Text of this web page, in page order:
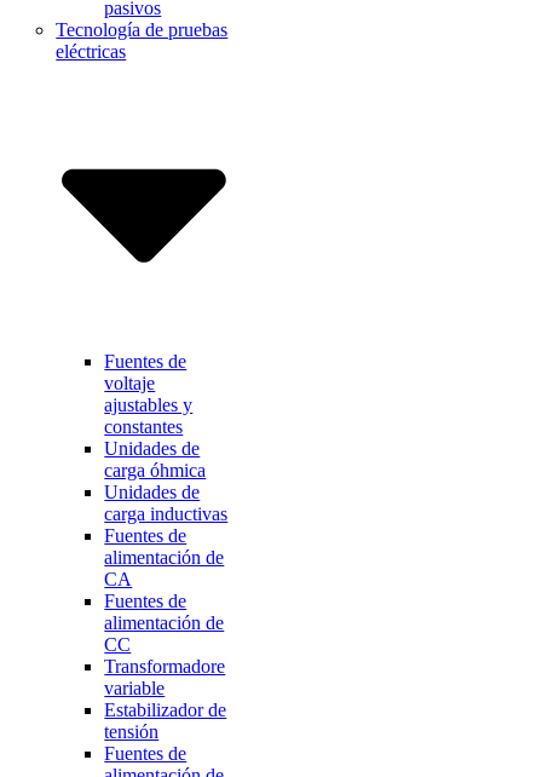
pasivos
Tecnología de pruebas
eléctricas
Fuentes de
voltaje
ajustables y
constantes
Unidades de
carga óhmica
Unidades de
carga inductivas
Fuentes de
alimentación de
CA
Fuentes de
alimentación de
CC
Transformadore
variable
Estabilizador de
tensión
Fuentes de